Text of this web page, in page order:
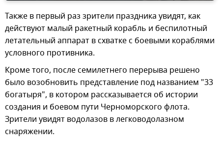
Также в первый раз зрители праздника увидят, как
действуют малый ракетный корабль и беспилотный
летательный аппарат в схватке с боевыми кораблями
условного противника.
Кроме того, после семилетнего перерыва решено
было возобновить представление под названием "33
богатыря", в котором рассказывается об истории
создания и боевом пути Черноморского флота.
Зрители увидят водолазов в легководолазном
снаряжении.